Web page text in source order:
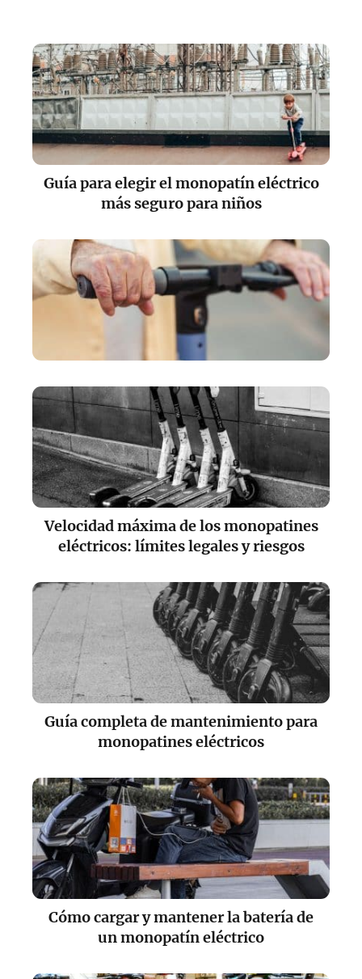
Guía para elegir el monopatín eléctrico
más seguro para niños
Velocidad máxima de los monopatines
eléctricos: límites legales y riesgos
Guía completa de mantenimiento para
monopatines eléctricos
Cómo cargar y mantener la batería de
un monopatín eléctrico